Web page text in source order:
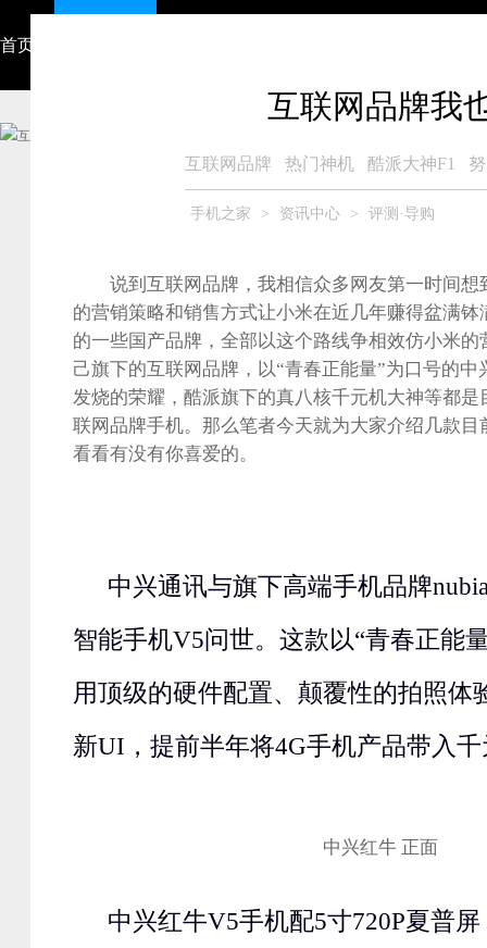
首页
互联网品牌我
互联网品牌 热门神机 酷派大神F1
手机之家 > 资讯中心 > 评测·导购
说到互联网品牌，我相信众多网友第一时间想
的营销策略和销售方式让小米在近几年赚得盆满
的一些国产品牌，全部以这个路线争相效仿小米
己旗下的互联网品牌，以“青春正能量”为口号的
发烧的荣耀，酷派旗下的真八核千元机大神等都
联网品牌手机。那么笔者今天就为大家介绍几款
看看有没有你喜爱的。
中兴通讯与旗下高端手机品牌
智能手机V5问世。这款以“青春正能
用顶级的硬件配置、颠覆性的拍照体
新UI，提前半年将4G手机产品带入
中兴红牛 正面
中兴红牛V5手机配5寸720P夏普